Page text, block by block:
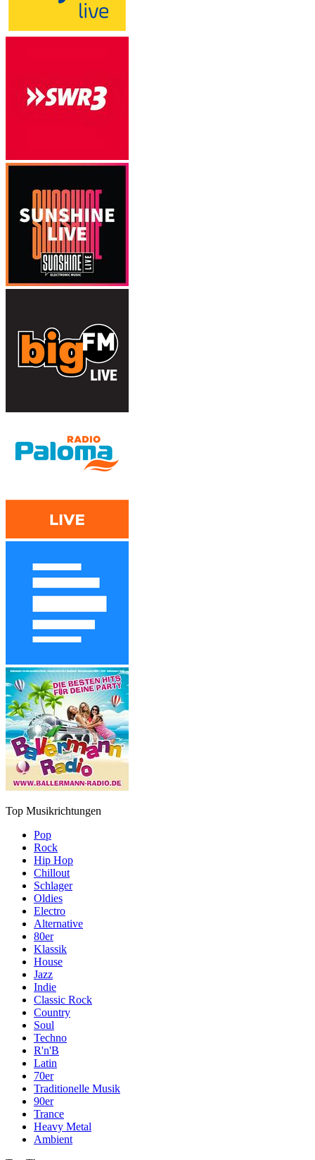
Top Musikrichtungen
Pop
Rock
Hip Hop
Chillout
Schlager
Oldies
Electro
Alternative
80er
Klassik
House
Jazz
Indie
Classic Rock
Country
Soul
Techno
R'n'B
Latin
70er
Traditionelle Musik
90er
Trance
Heavy Metal
Ambient